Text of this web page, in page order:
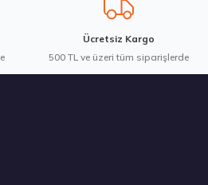
Ücretsiz Kargo
500 TL ve üzeri tüm siparişlerde